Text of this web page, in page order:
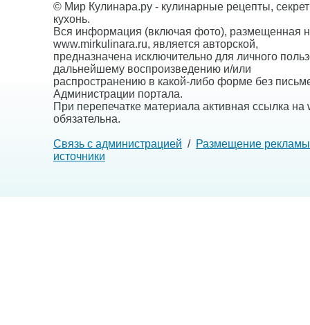
© Мир Кулинара.ру - кулинарные рецепты,
кухонь.
Вся информация (включая фото), размещенная
www.mirkulinara.ru, является авторской,
предназначена исключительно для личного
дальнейшему воспроизведению и/или
распространению в какой-либо форме без
Администрации портала.
При перепечатке материала активная ссылка на
обязательна.
Связь с администрацией / Размещение рекламы
источники